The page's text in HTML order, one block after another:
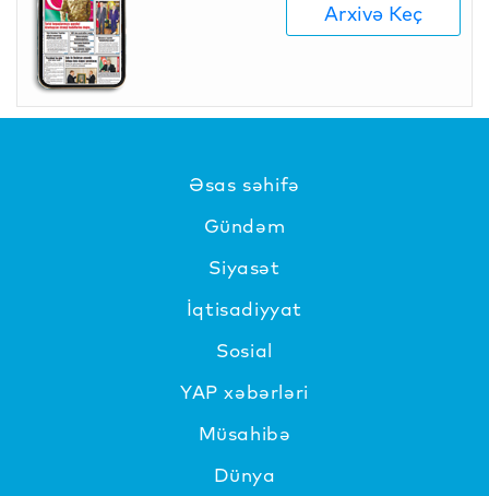
Arxivə Keç
Əsas səhifə
Gündəm
Siyasət
İqtisadiyyat
Sosial
YAP xəbərləri
Müsahibə
Dünya